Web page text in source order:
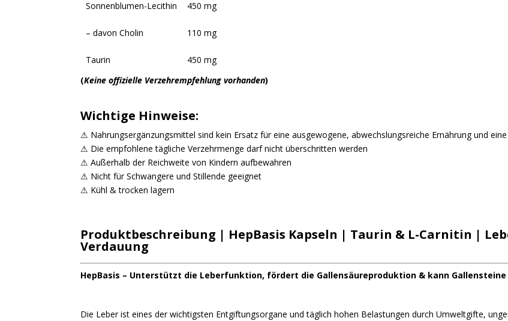
Sonnenblumen-Lecithin 450 mg
– davon Cholin 110 mg
Taurin
450 mg
(Keine offizielle Verzehrempfehlung vorhanden)
Wichtige Hinweise:
⚠ Nahrungsergänzungsmittel sind kein Ersatz für eine ausgewogene, abwechslungsreiche Ernährung und
⚠ Die empfohlene tägliche Verzehrmenge darf nicht überschritten werden
⚠ Außerhalb der Reichweite von Kindern aufbewahren
⚠ Nicht für Schwangere und Stillende geeignet
⚠ Kühl & trocken lagern
Produktbeschreibung | HepBasis Kapseln | Taurin & L-Carnitin |
Verdauung
HepBasis – Unterstützt die Leberfunktion, fördert die Gallensäureproduktion & kann
Die Leber ist eines der wichtigsten Entgiftungsorgane und täglich hohen Belastungen durch Umweltgifte,